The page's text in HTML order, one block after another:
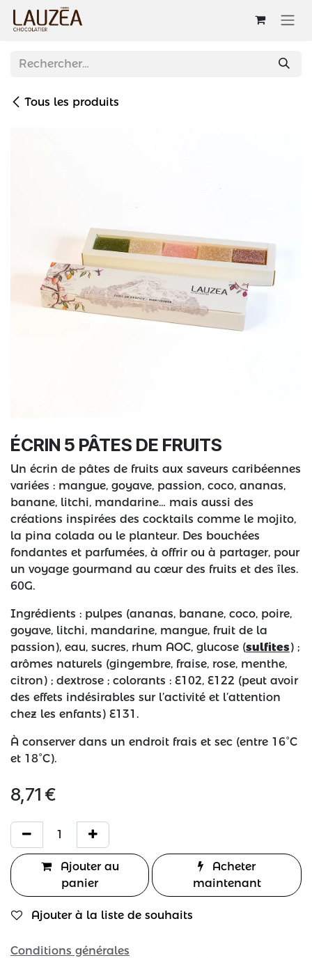
Se rendre au contenu
Tous les produits
ÉCRIN 5 PÂTES DE FRUITS
Un écrin de pâtes de fruits aux saveurs caribéennes
variées : mangue, goyave, passion, coco, ananas,
banane, litchi, mandarine… mais aussi des
créations inspirées des cocktails comme le mojito,
la pina colada ou le planteur. Des bouchées
fondantes et parfumées, à offrir ou à partager, pour
un voyage gourmand au cœur des fruits et des îles.
60G.
Ingrédients : pulpes (ananas, banane, coco, poire,
goyave, litchi, mandarine, mangue, fruit de la
passion), eau, sucres, rhum AOC, glucose (sulfites) ;
arômes naturels (gingembre, fraise, rose, menthe,
citron) ; dextrose ; colorants : E102, E122 (peut avoir
des effets indésirables sur l’activité et l’attention
chez les enfants) E131.
À conserver dans un endroit frais et sec (entre 16°C
et 18°C).
8,71 €
Ajouter au
panier
Acheter
maintenant
Ajouter à la liste de souhaits
Conditions générales